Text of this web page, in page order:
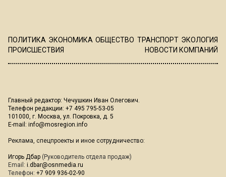
ПОЛИТИКА ЭКОНОМИКА ОБЩЕСТВО ТРАНСПОРТ ЭКОЛОГИЯ
ПРОИСШЕСТВИЯ
НОВОСТИ КОМПАНИЙ
Главный редактор: Чечушкин Иван Олегович.
Телефон редакции: +7 495 795-53-05
101000, г. Москва, ул. Покровка, д. 5
E-mail: info@mosregion.info
Реклама, спецпроекты и иное сотрудничество:
Игорь Дбар (Руководитель отдела продаж)
Email: i.dbar@osnmedia.ru
Телефон: +7 909 936-02-90